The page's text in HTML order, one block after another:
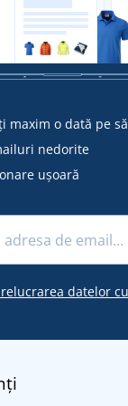
maxim o dată pe
nedorite
ușoară
datelor